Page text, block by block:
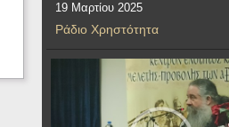
19 Μαρτίου 2025
Ράδιο Χρηστότητα